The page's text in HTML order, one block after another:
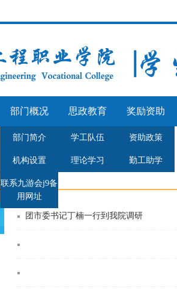
部门概况
部门简介
机构设置
联系九游会j9备
用网址
思政教育
学工队伍
理论学习
奖励资助
资助政策
勤工助学
团市委书记丁楠一行到我院调研